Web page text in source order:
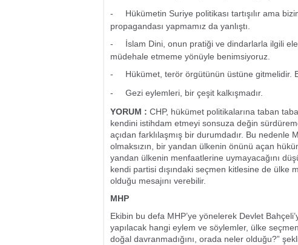
-
Hükümetin Suriye politikası tartışılır ama
propagandası yapmamız da yanlıştı.
-
İslam Dini, onun pratiği ve dindarlarla ilgili
müdehale etmeme yönüyle benimsiyoruz.
-
Hükümet, terör örgütünün üstüne gitmelidir.
-
Gezi eylemleri, bir çeşit kalkışmadır.
YORUM : CHP, hükümet politikalarına taban
kendini istihdam etmeyi sonsuza değin
açıdan farklılaşmış bir durumdadır. Bu nedenle
olmaksızın, bir yandan ülkenin önünü açan
yandan ülkenin menfaatlerine uymayacağını
kendi partisi dışındaki seçmen kitlesine de ülke
olduğu mesajını verebilir.
MHP
Ekibin bu defa MHP’ye yönelerek Devlet
yapılacak hangi eylem ve söylemler, ülke
doğal davranmadığını, orada neler olduğu?”